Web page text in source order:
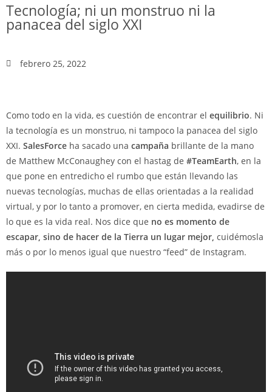
Tecnología; ni un monstruo ni la
panacea del siglo XXI
febrero 25, 2022
Como todo en la vida, es cuestión de encontrar el equilibrio. Ni
la tecnología es un monstruo, ni tampoco la panacea del siglo
XXI. SalesForce ha sacado una campaña brillante de la mano
de Matthew McConaughey con el hastag de #TeamEarth, en la
que pone en entredicho el rumbo que están llevando las
nuevas tecnologías, muchas de ellas orientadas a la realidad
virtual, y por lo tanto a promover, en cierta medida, evadirse de
lo que es la vida real. Nos dice que no es momento de
escapar, sino de hacer de la Tierra un lugar mejor, cuidémosla
más o por lo menos igual que nuestro “feed” de Instagram.